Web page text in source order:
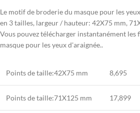
Le motif de broderie du masque pour les
en 3 tailles, largeur / hauteur: 42X75 mm,
Vous pouvez télécharger instantanément les
masque pour les yeux d'araignée..
Points de taille:42X75 mm 8,695
Points de taille:71X125 mm 17,899